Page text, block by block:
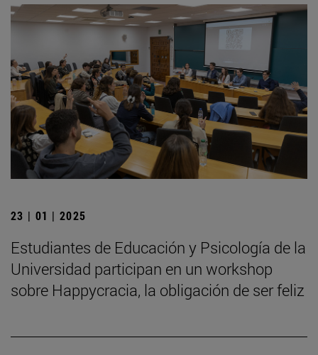
23 | 01 | 2025
Estudiantes de Educación y Psicología de la
Universidad participan en un workshop
sobre Happycracia, la obligación de ser feliz